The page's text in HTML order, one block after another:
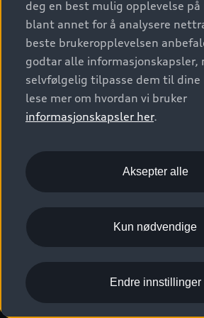
S/RS
Konseptbiler og prototyper
Prislister
Leasing
Bilgarantier
Audi Forsikring
Verkstedtjenester
Functions on demand
Kom i gang med myAudi
Kundeservice
Nyhetsbrev
Presse
Karriere
Bli sertifisert merkeverksted
Autoretur
Åpenhetsloven
© 2026 AUDI NORGE. All Rights
Imprint Ansvarserklæring
Informasjonskapsler (cookies)
Juridisk informasjon AUDI AG
deg en best mulig opplevelse
blant annet for å analysere
beste brukeropplevelsen
godtar alle informasjonskapsler,
selvfølgelig tilpasse dem til dine
lese mer om hvordan vi bruker
informasjonskapsler her.
Aksepter alle
Kun nødvendige
Endre innstillinger